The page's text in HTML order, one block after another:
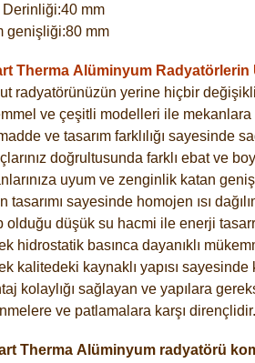
Derinliği:40 mm
genişliği:80 mm
Therma Alüminyum Radyatörlerin
radyatörünüzün yerine hiçbir
ve çeşitli modelleri ile
ve tasarım farklılığı sayesinde
doğrultusunda farklı ebat ve
uyum ve zenginlik katan
tasarımı sayesinde homojen ısı
olduğu düşük su hacmi ile enerji
hidrostatik basınca dayanıklı
kalitedeki kaynaklı yapısı
kolaylığı sağlayan ve yapılara
ve patlamalara karşı dirençlidir.
Therma Alüminyum radyatörü